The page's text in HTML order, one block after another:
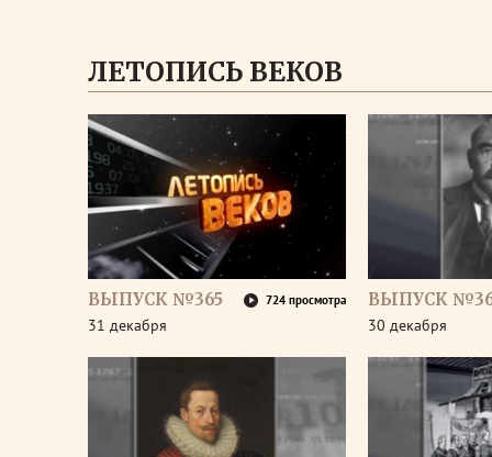
ЛЕТОПИСЬ ВЕКОВ
ВЫПУСК №365 724 просмотра
31 декабря
ВЫПУСК
30 декабря